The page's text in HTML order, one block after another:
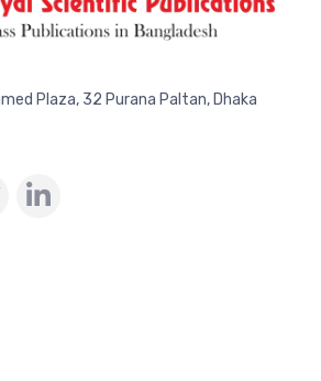
Plaza, 32 Purana Paltan, Dhaka